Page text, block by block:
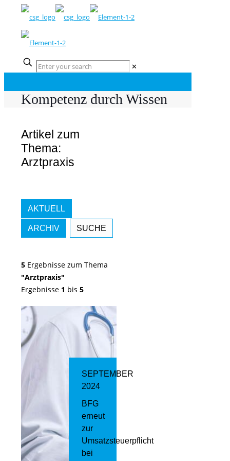
✕
Kompetenz durch Wissen
Artikel zum
Thema:
Arztpraxis
AKTUELL
ARCHIV SUCHE
5 Ergebnisse zum Thema
"Arztpraxis"
Ergebnisse 1 bis 5
SEPTEMBER
2024
BFG
erneut
zur
Umsatzsteuerpflicht
bei